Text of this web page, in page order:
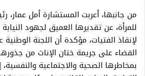
من جانبها، أعربت المستشارة أمل عمار،
للمرأة، عن تقديرها العميق لجهود
لإنقاذ الفتيات، مؤكدة أن اللجنة
القضاء على جريمة ختان الإناث من
بمخاطرها الصحية والاجتماعية